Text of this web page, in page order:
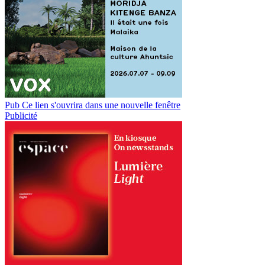
Pub Ce lien s'ouvrira dans une nouvelle fenêtre
Publicité